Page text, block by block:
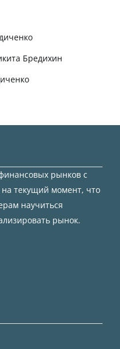
Бредихин
рынков с
текущий момент, что
научиться
рынок.